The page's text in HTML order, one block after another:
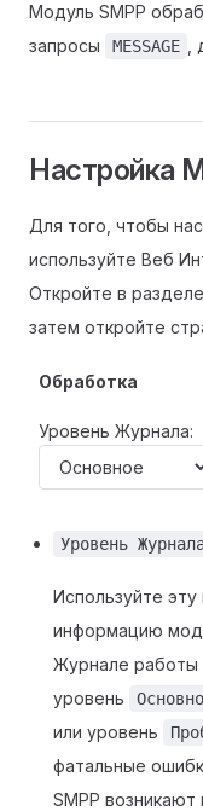
Модуль SMPP
запросы
MESSAGE
Настройка
Для того, чтобы
используйте Веб
Откройте в
затем откройте
Обработка
Уровень Журнала:
Уровень
Используйте эту
информацию
Журнале работы
уровень
или уровень
фатальные
SMPP